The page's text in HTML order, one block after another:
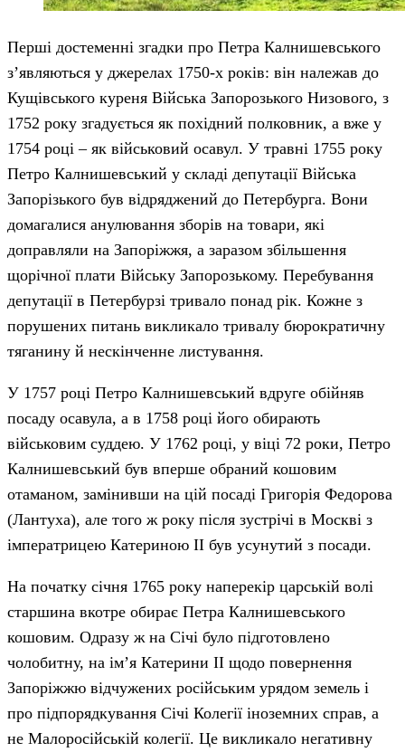
Перші достеменні згадки про Петра Калнишевського
з’являються у джерелах 1750-х років: він належав до
Кущівського куреня Війська Запорозького Низового, з
1752 року згадується як похідний полковник, а вже у
1754 році – як військовий осавул. У травні 1755 року
Петро Калнишевський у складі депутації Війська
Запорізького був відряджений до Петербурга. Вони
домагалися анулювання зборів на товари, які
доправляли на Запоріжжя, а заразом збільшення
щорічної плати Війську Запорозькому. Перебування
депутації в Петербурзі тривало понад рік. Кожне з
порушених питань викликало тривалу бюрократичну
тяганину й нескінченне листування.
У 1757 році Петро Калнишевський вдруге обійняв
посаду осавула, а в 1758 році його обирають
військовим суддею. У 1762 році, у віці 72 роки, Петро
Калнишевський був вперше обраний кошовим
отаманом, замінивши на цій посаді Григорія Федорова
(Лантуха), але того ж року після зустрічі в Москві з
імператрицею Катериною II був усунутий з посади.
На початку січня 1765 року наперекір царській волі
старшина вкотре обирає Петра Калнишевського
кошовим. Одразу ж на Січі було підготовлено
чолобитну, на ім’я Катерини II щодо повернення
Запоріжжю відчужених російським урядом земель і
про підпорядкування Січі Колегії іноземних справ, а
не Малоросійській колегії. Це викликало негативну